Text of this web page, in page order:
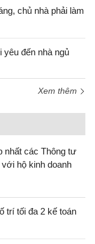
chủ nhà phải làm
đến nhà ngủ
Xem thêm
nhất các Thông tư
hộ kinh doanh
trí tối đa 2 kế toán